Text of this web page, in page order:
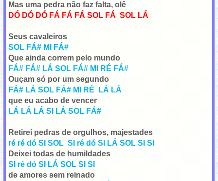
Mas uma pedra não faz falta, olê
DÓ DÓ DÓ FÁ FÁ FÁ SOL FÁ SOL LÁ
Seus cavaleiros
SOL FÁ# MI FÁ#
Que ainda correm pelo mundo
FÁ# FÁ# LÁ SOL FÁ# MI RÉ FÁ#
Ouçam só por um segundo
FÁ# LÁ SOL FÁ# MI RÉ LÁ LÁ
que eu acabo de vencer
LÁ LÁ LÁ SI LÁ SOL FÁ#
Retirei pedras de orgulhos, majestades
ré ré dó SI SOL SI ré dó SI LÁ SOL SI SI
Deixei todas de humildades
SI ré dó SI LÁ SOL SI SI
de amores sem reinado